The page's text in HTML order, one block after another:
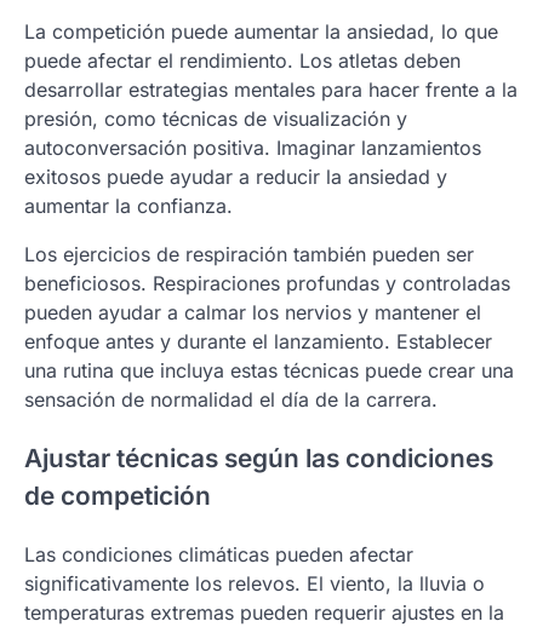
La competición puede aumentar la ansiedad, lo que
puede afectar el rendimiento. Los atletas deben
desarrollar estrategias mentales para hacer frente a la
presión, como técnicas de visualización y
autoconversación positiva. Imaginar lanzamientos
exitosos puede ayudar a reducir la ansiedad y
aumentar la confianza.
Los ejercicios de respiración también pueden ser
beneficiosos. Respiraciones profundas y controladas
pueden ayudar a calmar los nervios y mantener el
enfoque antes y durante el lanzamiento. Establecer
una rutina que incluya estas técnicas puede crear una
sensación de normalidad el día de la carrera.
Ajustar técnicas según las condiciones
de competición
Las condiciones climáticas pueden afectar
significativamente los relevos. El viento, la lluvia o
temperaturas extremas pueden requerir ajustes en la